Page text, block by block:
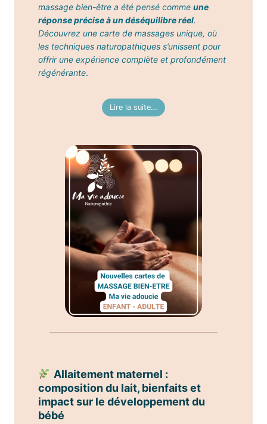
massage bien-être a été pensé comme une
réponse précise à un déséquilibre réel.
Découvrez une carte de massages unique, où
les techniques naturopathiques s’unissent pour
offrir une expérience complète et profondément
régénérante.
Lire la suite…
Allaitement maternel :
composition du lait, bienfaits et
impact sur le développement du
bébé